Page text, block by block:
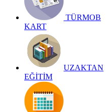
TÜRMOB
KART
UZAKTAN
EĞİTİM